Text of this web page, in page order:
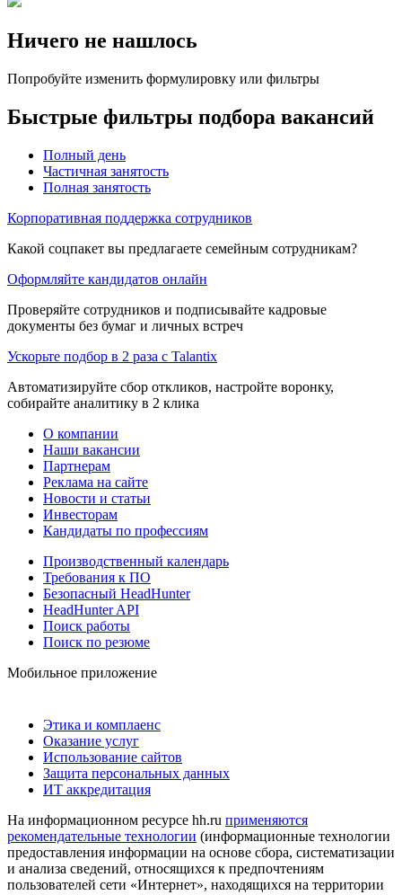
Ничего не нашлось
Попробуйте изменить формулировку или фильтры
Быстрые фильтры подбора вакансий
Полный день
Частичная занятость
Полная занятость
Корпоративная поддержка сотрудников
Какой соцпакет вы предлагаете семейным сотрудникам?
Оформляйте кандидатов онлайн
Проверяйте сотрудников и подписывайте кадровые
документы без бумаг и личных встреч
Ускорьте подбор в 2 раза с Talantix
Автоматизируйте сбор откликов, настройте воронку,
собирайте аналитику в 2 клика
О компании
Наши вакансии
Партнерам
Реклама на сайте
Новости и статьи
Инвесторам
Кандидаты по профессиям
Производственный календарь
Требования к ПО
Безопасный HeadHunter
HeadHunter API
Поиск работы
Поиск по резюме
Мобильное приложение
Этика и комплаенс
Оказание услуг
Использование сайтов
Защита персональных данных
ИТ аккредитация
На информационном ресурсе hh.ru применяются
рекомендательные технологии (информационные технологии
предоставления информации на основе сбора, систематизации
и анализа сведений, относящихся к предпочтениям
пользователей сети «Интернет», находящихся на территории